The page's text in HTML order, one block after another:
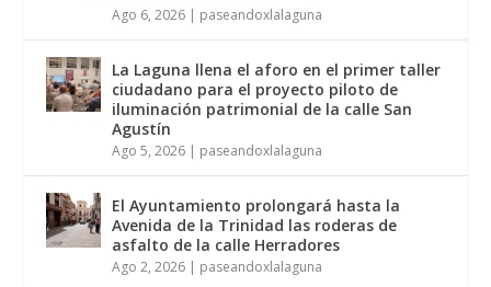
Ago 6, 2026 | paseandoxlalaguna
La Laguna llena el aforo en el primer taller
ciudadano para el proyecto piloto de
iluminación patrimonial de la calle San
Agustín
Ago 5, 2026 | paseandoxlalaguna
El Ayuntamiento prolongará hasta la
Avenida de la Trinidad las roderas de
asfalto de la calle Herradores
Ago 2, 2026 | paseandoxlalaguna